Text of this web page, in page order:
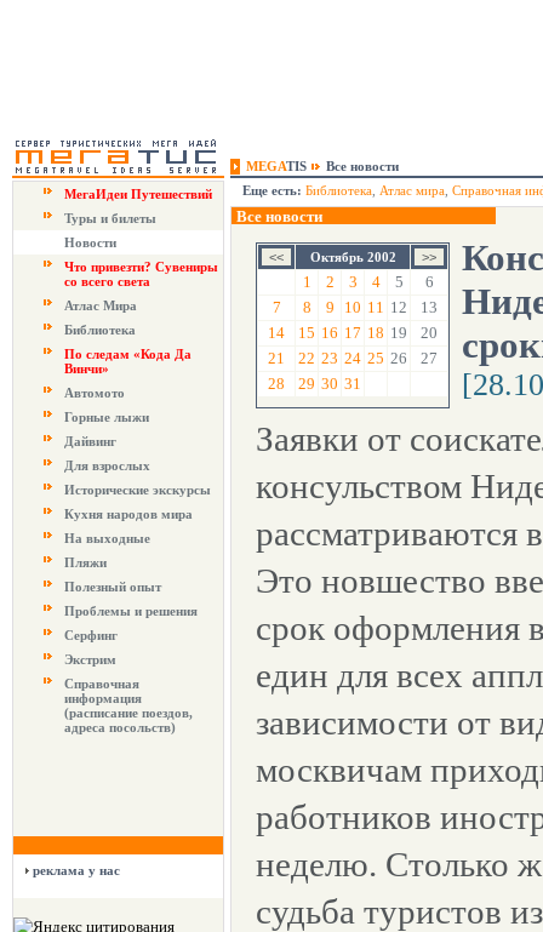
MEGATIS
Все новости
МегаИдеи Путешествий
Туры и билеты
Новости
Что привезти? Сувениры
со всего света
Атлас Мира
Библиотека
По следам «Кода Да
Винчи»
Автомото
Горные лыжи
Дайвинг
Для взрослых
Исторические экскурсы
Кухня народов мира
На выходные
Пляжи
Полезный опыт
Проблемы и решения
Серфинг
Экстрим
Справочная
информация
(расписание поездов,
адреса посольств)
реклама у нас
Еще есть: Библиотека Атлас мира Справочная
Все новости
Октябрь 2002
1 2 3 4 5
6
7
8 9 10 11 12
13
14
15 16 17 18 19
20
21
22 23 24 25 26
27
28
29 30 31
Заявки от
консульством
рассматриваются
Это новшество
срок оформления
един для всех
зависимости от
москвичам
работников
неделю. Столько
судьба туристов